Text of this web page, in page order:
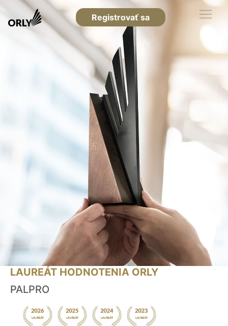
Registrovať sa
LAUREÁT HODNOTENIA ORLY
PALPRO